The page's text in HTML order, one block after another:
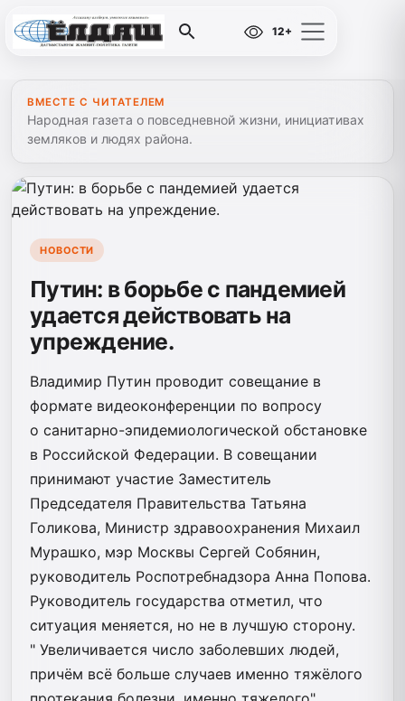
12+
ВМЕСТЕ С ЧИТАТЕЛЕМ
Народная газета о повседневной жизни, инициативах
земляков и людях района.
НОВОСТИ
Путин: в борьбе с пандемией
удается действовать на
упреждение.
Владимир Путин проводит совещание в
формате видеоконференции по вопросу
о санитарно-эпидемиологической обстановке
в Российской Федерации. В совещании
принимают участие Заместитель
Председателя Правительства Татьяна
Голикова, Министр здравоохранения Михаил
Мурашко, мэр Москвы Сергей Собянин,
руководитель Роспотребнадзора Анна Попова.
Руководитель государства отметил, что
ситуация меняется, но не в лучшую сторону.
" Увеличивается число заболевших людей,
причём всё больше случаев именно тяжёлого